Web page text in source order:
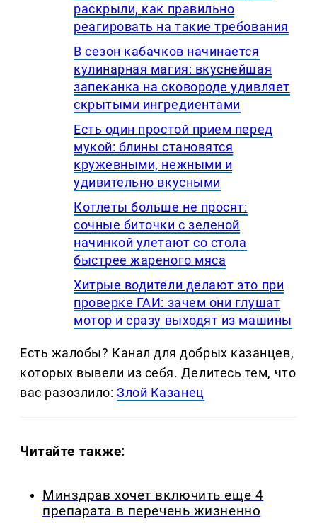
раскрыли, как правильно
реагировать на такие требования
В сезон кабачков начинается
кулинарная магия: вкуснейшая
запеканка на сковороде удивляет
скрытыми ингредиентами
Есть один простой прием перед
мукой: блины становятся
кружевными, нежными и
удивительно вкусными
Котлеты больше не просят:
сочные биточки с зеленой
начинкой улетают со стола
быстрее жареного мяса
Хитрые водители делают это при
проверке ГАИ: зачем они глушат
мотор и сразу выходят из машины
Есть жалобы? Канал для добрых казанцев,
которых вывели из себя. Делитеcь тем, что
вас разозлило:Злой Казанец
Читайте также:
Минздрав хочет включить еще 4
препарата в перечень жизненно